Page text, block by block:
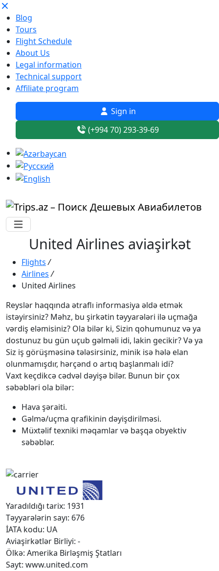
Blog
Tours
Flight Schedule
About Us
Legal information
Technical support
Affiliate program
Sign in
(+994 70) 293-39-69
United Airlines aviaşirkət
Flights /
Airlines /
United Airlines
Reyslər haqqında ətraflı informasiya əldə etmək
istəyirsiniz? Məhz, bu şirkətin təyyarələri ilə uçmağa
vərdiş eləmisiniz? Ola bilər ki, Sizin qohumunuz və ya
dostunuz bu gün uçub gəlməli idi, lakin gecikir? Və ya
Siz iş görüşməsinə tələsirsiniz, minik isə hələ elan
olunmamışdır, hərçənd o artıq başlanmalı idi?
Vaxt keçdikcə cədvəl dəyişə bilər. Bunun bir çox
səbəbləri ola bilər:
Hava şəraiti.
Gəlmə/uçma qrafikinin dəyişdirilməsi.
Müxtəlif texniki məqamlar və başqa obyektiv
səbəblər.
Yaradıldığı tarix: 1931
Təyyarələrin sayı: 676
İATA kodu: UA
Aviaşirkətlər Birliyi: -
Ölkə: Amerika Birləşmiş Ştatları
Sayt: www.united.com